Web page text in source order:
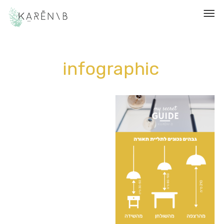
תפריט
infographic